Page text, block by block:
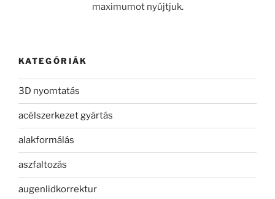
maximumot nyújtjuk.
KATEGÓRIÁK
3D nyomtatás
acélszerkezet gyártás
alakformálás
aszfaltozás
augenlidkorrektur